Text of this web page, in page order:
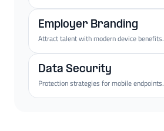
Employer Branding
Attract talent with modern device benefits.
Data Security
Protection strategies for mobile endpoints.